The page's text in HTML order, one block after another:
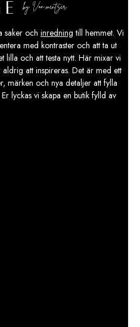
saker och inredning till hemmet. Vi
med kontraster och att ta ut
lilla och att testa nytt. Här mixar vi
att inspireras. Det är med ett
märken och nya detaljer att fylla
lyckas vi skapa en butik fylld av